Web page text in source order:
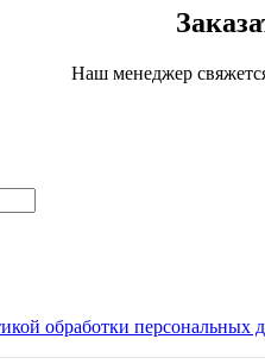
Наш менеджер
обработки персональных